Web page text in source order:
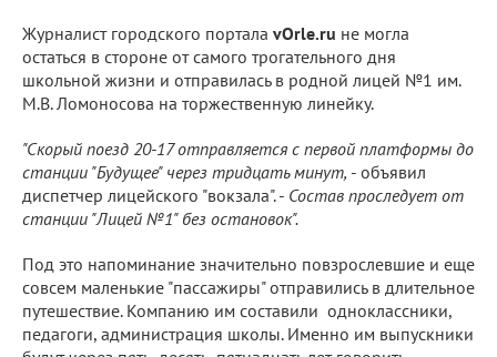
Журналист городского портала vOrle.ru не могла
остаться в стороне от самого трогательного дня
школьной жизни и отправилась в родной лицей №1 им.
М.В. Ломоносова на торжественную линейку.
"Скорый поезд 20-17 отправляется с первой платформы до
станции "Будущее" через тридцать минут, - объявил
диспетчер лицейского "вокзала". - Состав проследует от
станции "Лицей №1" без остановок".
Под это напоминание значительно повзрослевшие и еще
совсем маленькие "пассажиры" отправились в длительное
путешествие. Компанию им составили одноклассники,
педагоги, администрация школы. Именно им выпускники